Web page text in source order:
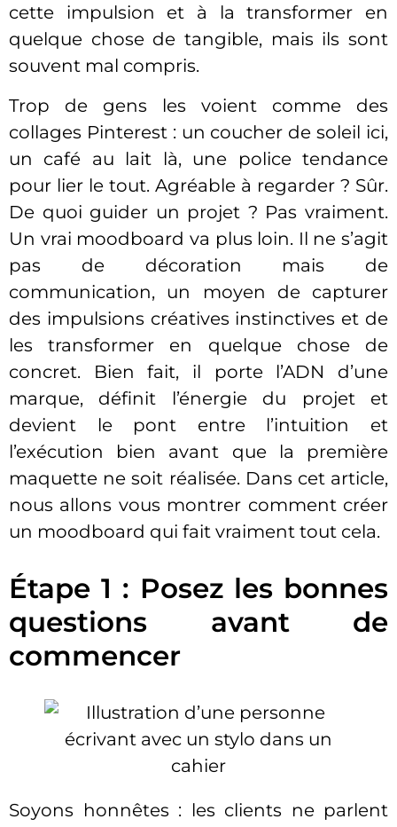
cette impulsion et à la transformer en
quelque chose de tangible, mais ils sont
souvent mal compris.
Trop de gens les voient comme des
collages Pinterest : un coucher de soleil ici,
un café au lait là, une police tendance
pour lier le tout. Agréable à regarder ? Sûr.
De quoi guider un projet ? Pas vraiment.
Un vrai moodboard va plus loin. Il ne s’agit
pas de décoration mais de
communication, un moyen de capturer
des impulsions créatives instinctives et de
les transformer en quelque chose de
concret. Bien fait, il porte l’ADN d’une
marque, définit l’énergie du projet et
devient le pont entre l’intuition et
l’exécution bien avant que la première
maquette ne soit réalisée. Dans cet article,
nous allons vous montrer comment créer
un moodboard qui fait vraiment tout cela.
Étape 1 : Posez les bonnes
questions avant de
commencer
Soyons honnêtes : les clients ne parlent